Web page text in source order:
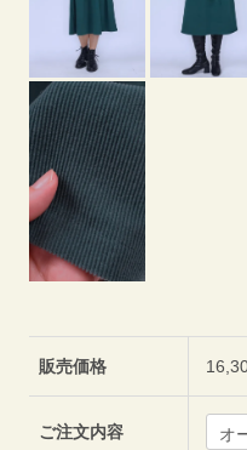
販売価格
ご注文内容